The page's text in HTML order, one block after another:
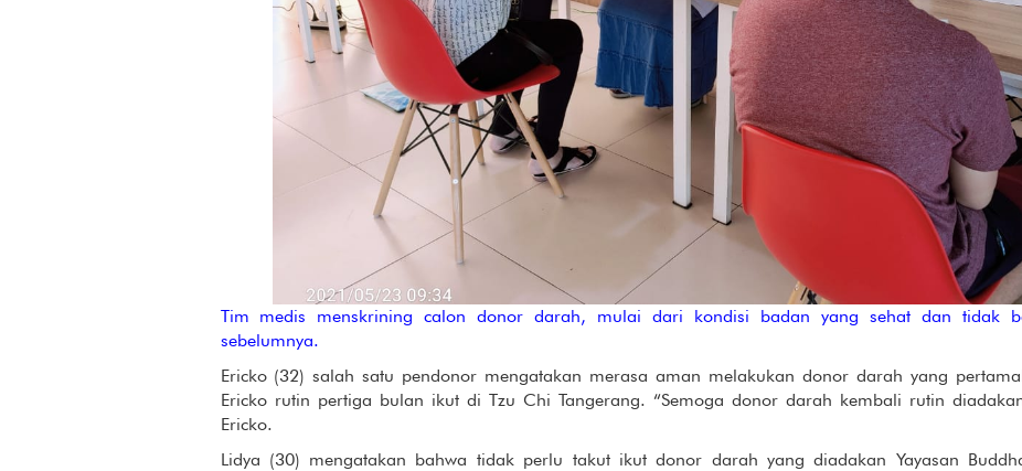
Tim medis menskrining calon donor darah, mulai dari kondisi badan yang sehat dan tidak
sebelumnya.
Ericko (32) salah satu pendonor mengatakan merasa aman melakukan donor darah yang
Ericko rutin pertiga bulan ikut di Tzu Chi Tangerang. “Semoga donor darah kembali rutin
Ericko.
Lidya (30) mengatakan bahwa tidak perlu takut ikut donor darah yang diadakan Yayasan